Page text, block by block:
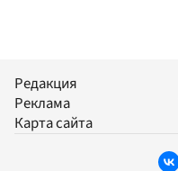
Редакция
Реклама
Карта сайта